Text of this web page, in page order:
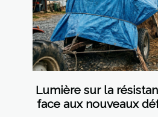
Lumière sur la
face aux nouveaux